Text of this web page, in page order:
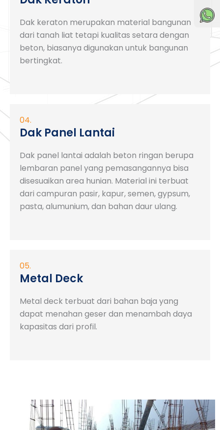
Dak keraton merupakan material bangunan
dari tanah liat tetapi kualitas setara dengan
beton, biasanya digunakan untuk bangunan
bertingkat.
04.
Dak Panel Lantai
Dak panel lantai adalah beton ringan berupa
lembaran panel yang pemasangannya bisa
disesuaikan area hunian. Material ini terbuat
dari campuran pasir, kapur, semen, gypsum,
pasta, alumunium, dan bahan daur ulang.
05.
Metal Deck
Metal deck terbuat dari bahan baja yang
dapat menahan geser dan menambah daya
kapasitas dari profil.